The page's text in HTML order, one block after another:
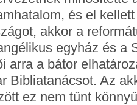
és el
akkor a
egyház és a
arra a bátor
Bibliatanácsot. Az
ez nem tűnt